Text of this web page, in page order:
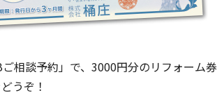
相談予約」で、3000円分のリフォーム
うぞ！